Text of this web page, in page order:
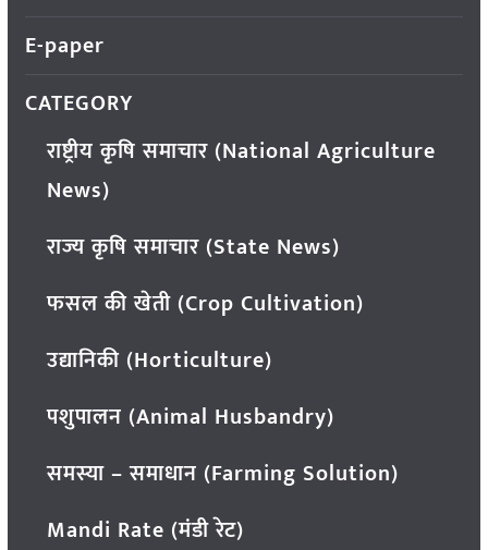
E-paper
CATEGORY
राष्ट्रीय कृषि समाचार (National Agriculture
News)
राज्य कृषि समाचार (State News)
फसल की खेती (Crop Cultivation)
उद्यानिकी (Horticulture)
पशुपालन (Animal Husbandry)
समस्या – समाधान (Farming Solution)
Mandi Rate (मंडी रेट)